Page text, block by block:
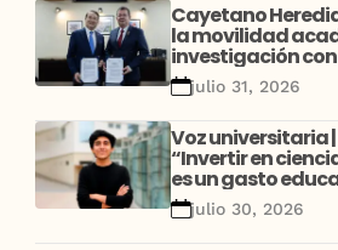
Cayetano
la movilidad
investigación
estratégica entre
julio 31, 2026
Voz universitaria
“Invertir en
es un gasto
decisión de
julio 30, 2026